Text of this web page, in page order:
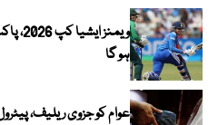
ویمنز
ہو گا
عوام کو جزوی ریلیف،